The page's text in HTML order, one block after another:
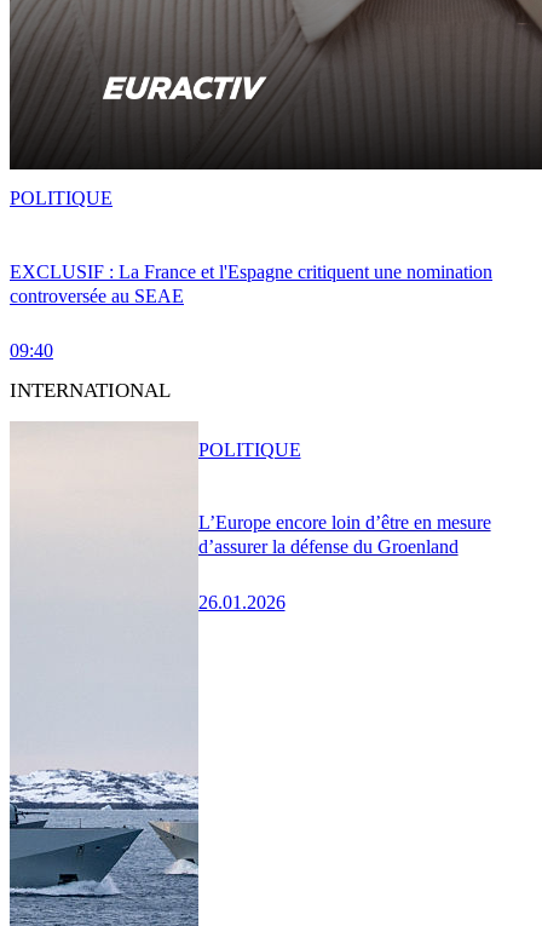
EXCLUSIF : La France et l'Espagne critiquent une nomination
controversée au SEAE
09:40
POLITIQUE
INTERNATIONAL
L’Europe encore loin d’être en mesure
d’assurer la défense du Groenland
26.01.2026
POLITIQUE